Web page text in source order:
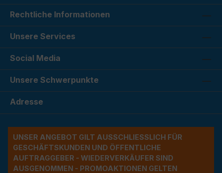
Rechtliche Informationen
Unsere Services
Social Media
Unsere Schwerpunkte
Adresse
UNSER ANGEBOT GILT AUSSCHLIESSLICH FÜR G
ESCHÄFTSKUNDEN UND ÖFFENTLICHE A
UFTRAGGEBER - WIEDERVERKÄUFER SIND A
USGENOMMEN - PROMOAKTIONEN GELTEN A